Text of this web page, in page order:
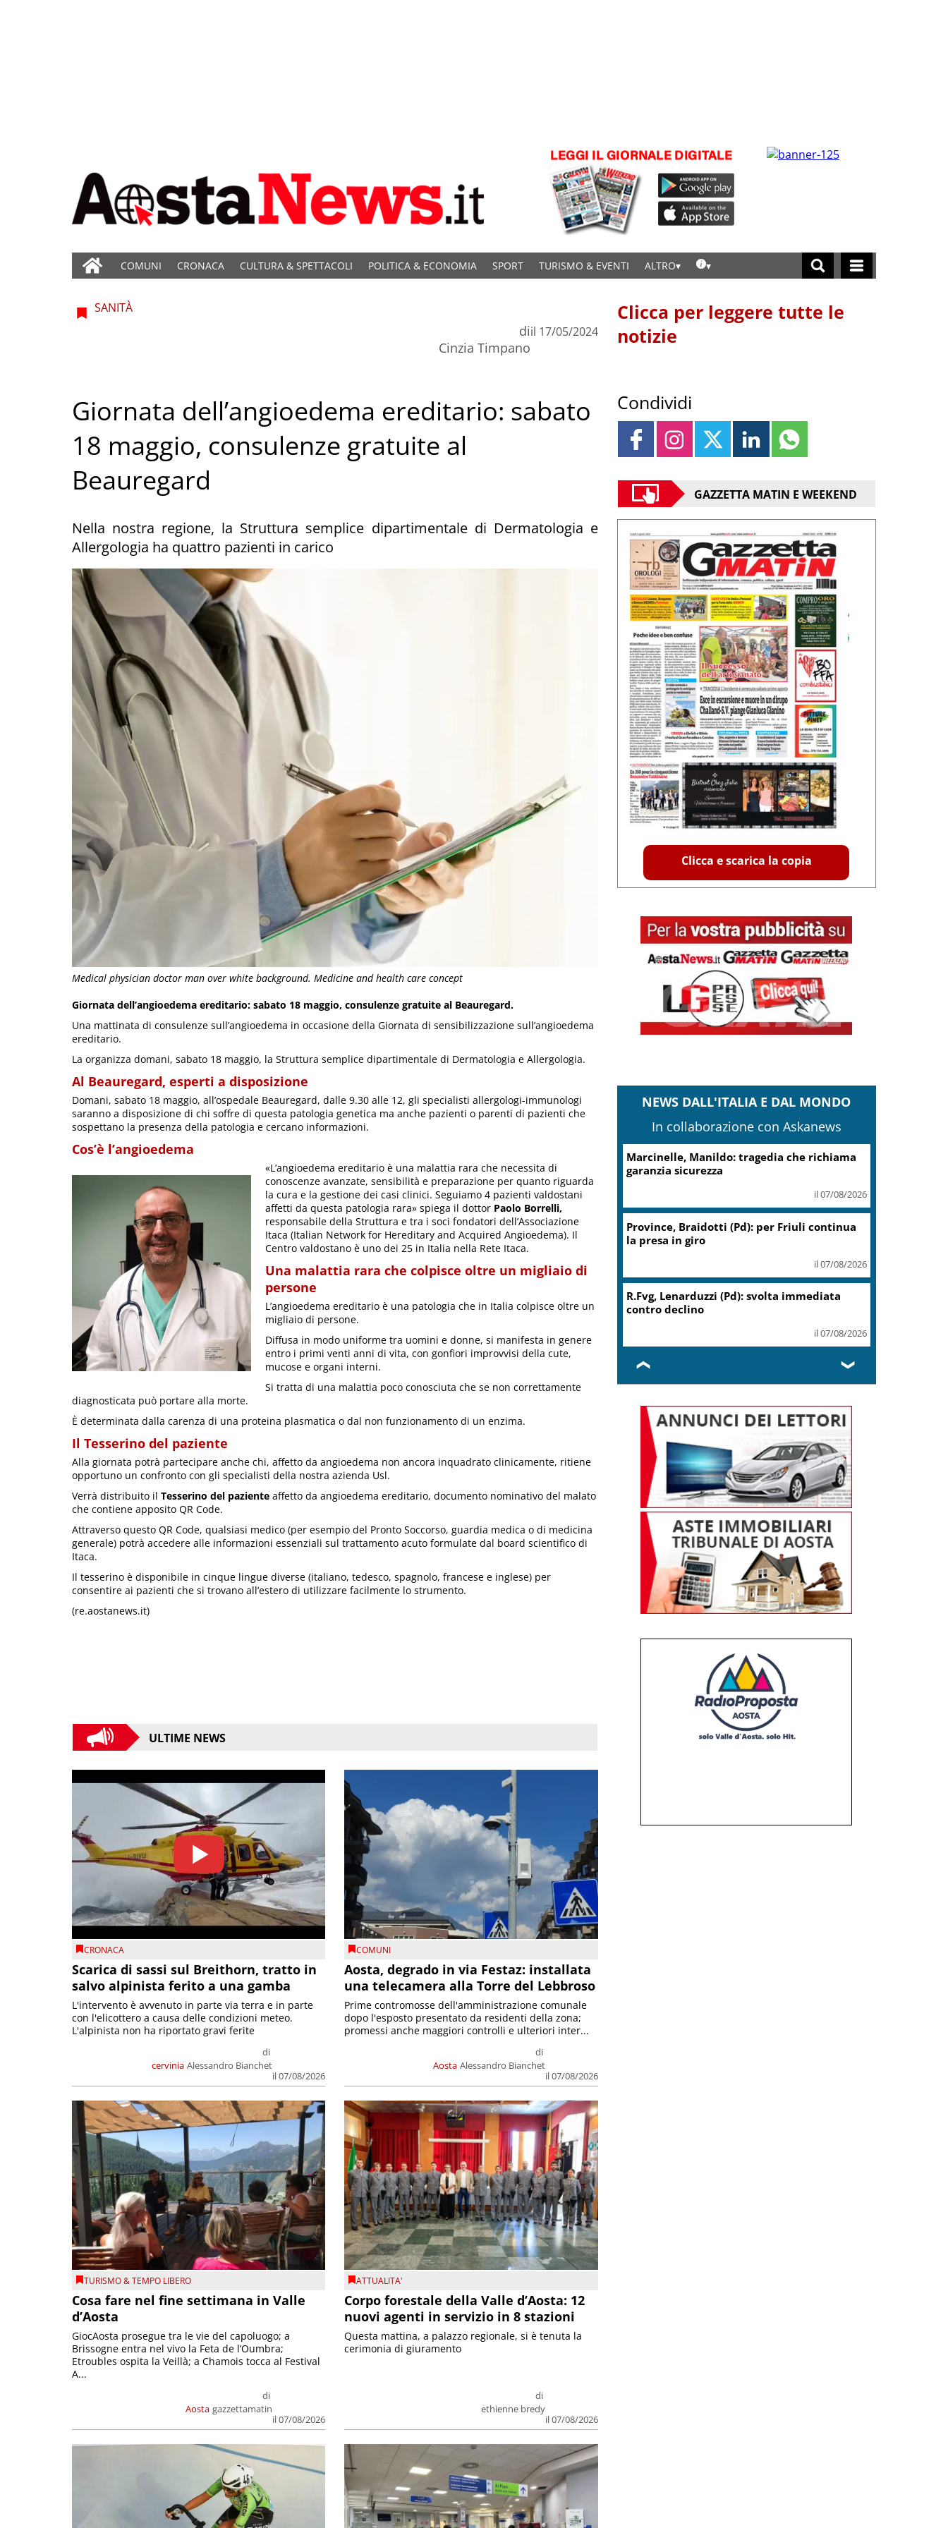
COMUNI CRONACA CULTURA & SPETTACOLI POLITICA & ECONOMIA SPORT TURISMO & EVENTI ALTRO
Medical physician doctor man over white background. Medicine and health care concept
SANITÀ
di
Cinzia Timpano
il 17/05/2024
Giornata dell’angioedema ereditario: sabato
18 maggio, consulenze gratuite al
Beauregard
Nella nostra regione, la Struttura semplice dipartimentale di Dermatologia e
Allergologia ha quattro pazienti in carico
Giornata dell’angioedema ereditario: sabato 18 maggio, consulenze gratuite al Beauregard.
Una mattinata di consulenze sull’angioedema in occasione della Giornata di sensibilizzazione sull’angioedema
ereditario.
La organizza domani, sabato 18 maggio, la Struttura semplice dipartimentale di Dermatologia e Allergologia.
Al Beauregard, esperti a disposizione
Domani, sabato 18 maggio, all’ospedale Beauregard, dalle 9.30 alle 12, gli specialisti allergologi-immunologi
saranno a disposizione di chi soffre di questa patologia genetica ma anche pazienti o parenti di pazienti che
sospettano la presenza della patologia e cercano informazioni.
Cos’è l’angioedema
«L’angioedema ereditario è una malattia rara che necessita di
conoscenze avanzate, sensibilità e preparazione per quanto riguarda
la cura e la gestione dei casi clinici. Seguiamo 4 pazienti valdostani
affetti da questa patologia rara» spiega il dottor Paolo Borrelli,
responsabile della Struttura e tra i soci fondatori dell’Associazione
Itaca (Italian Network for Hereditary and Acquired Angioedema). Il
Centro valdostano è uno dei 25 in Italia nella Rete Itaca.
Una malattia rara che colpisce oltre un migliaio di
persone
L’angioedema ereditario è una patologia che in Italia colpisce oltre un
migliaio di persone.
Diffusa in modo uniforme tra uomini e donne, si manifesta in genere
entro i primi venti anni di vita, con gonfiori improvvisi della cute,
mucose e organi interni.
Si tratta di una malattia poco conosciuta che se non correttamente
diagnosticata può portare alla morte.
È determinata dalla carenza di una proteina plasmatica o dal non funzionamento di un enzima.
Il Tesserino del paziente
Alla giornata potrà partecipare anche chi, affetto da angioedema non ancora inquadrato clinicamente, ritiene
opportuno un confronto con gli specialisti della nostra azienda Usl.
Verrà distribuito il Tesserino del paziente affetto da angioedema ereditario, documento nominativo del malato
che contiene apposito QR Code.
Attraverso questo QR Code, qualsiasi medico (per esempio del Pronto Soccorso, guardia medica o di medicina
generale) potrà accedere alle informazioni essenziali sul trattamento acuto formulate dal board scientifico di
Itaca.
Il tesserino è disponibile in cinque lingue diverse (italiano, tedesco, spagnolo, francese e inglese) per
consentire ai pazienti che si trovano all’estero di utilizzare facilmente lo strumento.
(re.aostanews.it)
ULTIME NEWS
CRONACA
Scarica di sassi sul Breithorn, tratto in
salvo alpinista ferito a una gamba
cervinia
di
Alessandro Bianchet
il 07/08/2026
L'intervento è avvenuto in parte via terra e in parte
con l'elicottero a causa delle condizioni meteo.
L'alpinista non ha riportato gravi ferite
COMUNI
Aosta, degrado in via Festaz: installata
una telecamera alla Torre del Lebbroso
Aosta
di
Alessandro Bianchet
il 07/08/2026
Prime contromosse dell'amministrazione comunale
dopo l'esposto presentato da residenti della zona;
promessi anche maggiori controlli e ulteriori inter...
TURISMO & TEMPO LIBERO
Cosa fare nel fine settimana in Valle
d’Aosta
Aosta
di
gazzettamatin
il 07/08/2026
GiocAosta prosegue tra le vie del capoluogo; a
Brissogne entra nel vivo la Feta de l’Oumbra;
Etroubles ospita la Veillà; a Chamois tocca al Festival
A...
ATTUALITA'
Corpo forestale della Valle d’Aosta: 12
nuovi agenti in servizio in 8 stazioni
di
ethienne bredy
il 07/08/2026
Questa mattina, a palazzo regionale, si è tenuta la
cerimonia di giuramento
Clicca per leggere tutte le
notizie
Condividi
GAZZETTA MATIN E WEEKEND
Clicca e scarica la copia
NEWS DALL'ITALIA E DAL MONDO
In collaborazione con Askanews
Acciaierie Valbruna, Bitonci: trovato punto
di equilibrio
il 07/08/2026
Coin, accordo con sindacati su
piano risanamento e rilancio
il 07/08/2026
Migranti, Meloni: non c’è
spazio in Ue per chi alimenta
il 07/08/2026